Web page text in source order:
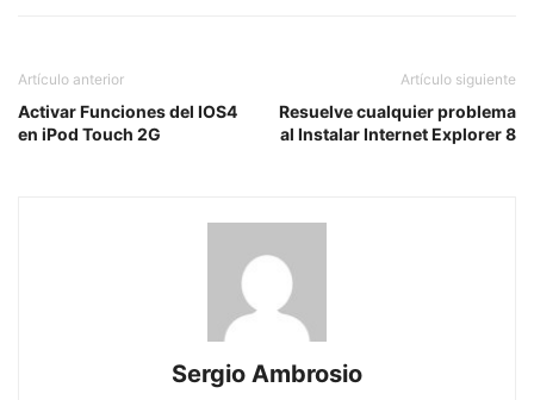
Artículo anterior
Activar Funciones del IOS4
en iPod Touch 2G
Artículo siguiente
Resuelve cualquier problema
al Instalar Internet Explorer 8
Sergio Ambrosio